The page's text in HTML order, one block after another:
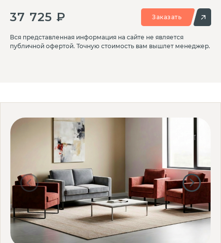
37 725 ₽ Заказать
Вся представленная информация на сайте не является
публичной офертой. Точную стоимость вам вышлет менеджер.